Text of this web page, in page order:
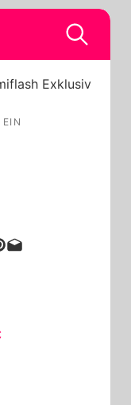
Exklusiv